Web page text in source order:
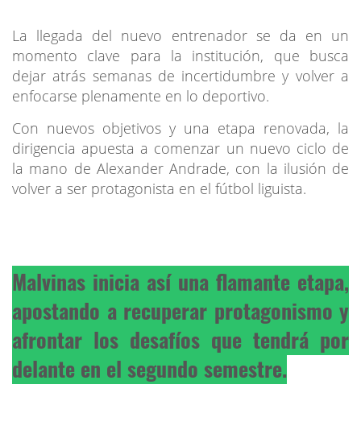
La llegada del nuevo entrenador se da en un
momento clave para la institución, que busca
dejar atrás semanas de incertidumbre y volver a
enfocarse plenamente en lo deportivo.
Con nuevos objetivos y una etapa renovada, la
dirigencia apuesta a comenzar un nuevo ciclo de
la mano de Alexander Andrade, con la ilusión de
volver a ser protagonista en el fútbol liguista.
Malvinas inicia así una flamante etapa,
apostando a recuperar protagonismo y
afrontar los desafíos que tendrá por
delante en el segundo semestre.